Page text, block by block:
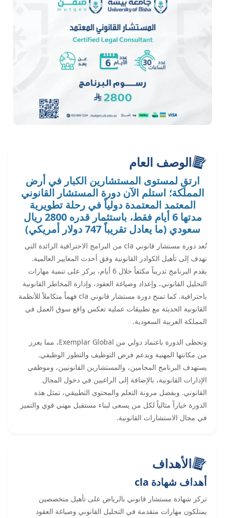
الوصف العام
ارتقِ لمستوى المستشارين الكبار في أرض
المملكة؛ استلم الآن دورة المستشار القانوني
المعتمد المعتمدة دولياً في رحلة تطويرية
مدتها 6 أيام فقط، باستثمار قدره 2800 ريال
سعودي (ما يعادل تقريباً 747 دولار أمريكي)
تُعد دورة مستشار قانوني cla من البرامج الاحترافية الرائدة التي
تهدف إلى تأهيل الكوادر القانونية وفق أحدث المعايير العالمية.
يقدم البرنامج تدريباً مكثفاً خلال 6 أيام، يركز على تنمية مهارات
التحليل القانوني، وإعداد وصياغة العقود، وإدارة المخاطر القانونية
باحترافية. كما تمنح دورة مستشار قانوني cla فهماً متكاملاً للأنظمة
القانونية الحديثة مع تطبيقات عملية تعكس واقع سوق العمل في
المملكة العربية السعودية.
وتحظى الدورة باعتماد دولي من Exemplar Global، مما يعزز
من مكانتها المهنية ويدعم فرص التوظيف والتطور الوظيفي.
يستهدف البرنامج المحامين، والمستشارين القانونيين، وموظفي
الإدارات القانونية، بالإضافة إلى الراغبين في دخول المجال
القانوني. وبفضل مرونة التعلم والمحتوى التطبيقي، تمثل هذه
الدورة خياراً مثالياً لكل من يسعى لبناء مستقبل مهني قوي والتميز
في مجال الاستشارات القانونية.
الأهداف
أهداف شهادة cla
تركز شهادة مستشار قانوني بالرياض على تأهيل متخصصين
يمتلكون مهارات متقدمة في التحليل القانوني وصياغة العقود